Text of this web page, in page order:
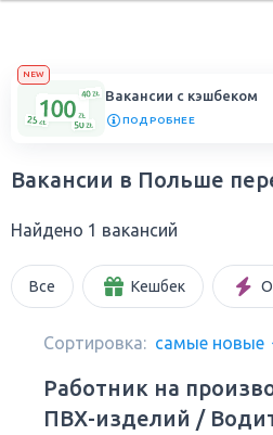
NEW
Вакансии с кэшбеком
ПОДРОБНЕЕ
Вакансии в Польше
Найдено 1 вакансий
Все Кешбек
Сортировка: самые новые
Работник на
ПВХ-изделий /